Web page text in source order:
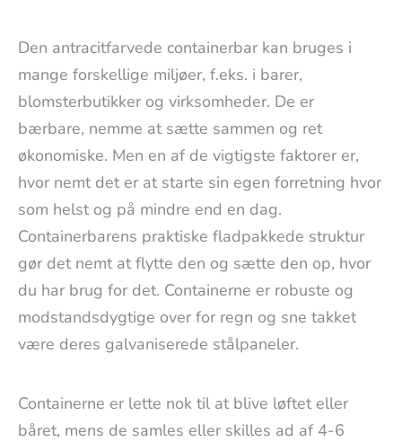
Den antracitfarvede containerbar kan bruges i
mange forskellige miljøer, f.eks. i barer,
blomsterbutikker og virksomheder. De er
bærbare, nemme at sætte sammen og ret
økonomiske. Men en af de vigtigste faktorer er,
hvor nemt det er at starte sin egen forretning hvor
som helst og på mindre end en dag.
Containerbarens praktiske fladpakkede struktur
gør det nemt at flytte den og sætte den op, hvor
du har brug for det. Containerne er robuste og
modstandsdygtige over for regn og sne takket
være deres galvaniserede stålpaneler.
Containerne er lette nok til at blive løftet eller
båret, mens de samles eller skilles ad af 4-6